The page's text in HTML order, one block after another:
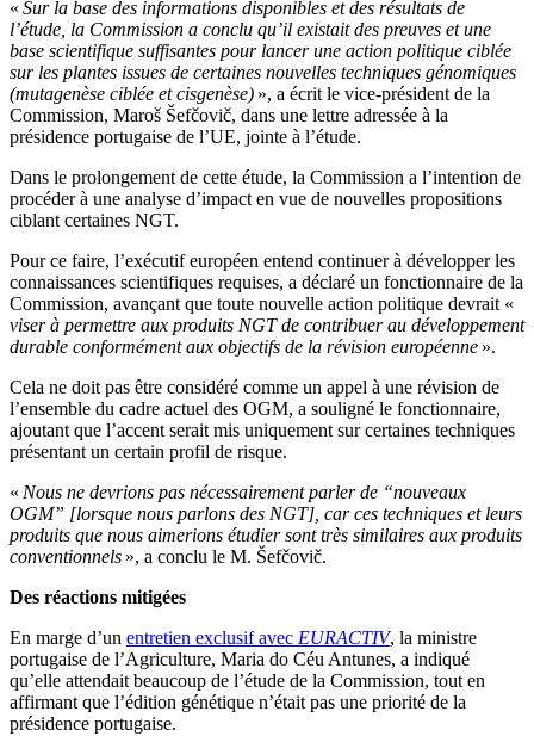
« Sur la base des informations disponibles et des résultats de
l’étude, la Commission a conclu qu’il existait des preuves et une
base scientifique suffisantes pour lancer une action politique ciblée
sur les plantes issues de certaines nouvelles techniques génomiques
(mutagenèse ciblée et cisgenèse) », a écrit le vice-président de la
Commission, Maroš Šefčovič, dans une lettre adressée à la
présidence portugaise de l’UE, jointe à l’étude.
Dans le prolongement de cette étude, la Commission a l’intention de
procéder à une analyse d’impact en vue de nouvelles propositions
ciblant certaines NGT.
Pour ce faire, l’exécutif européen entend continuer à développer les
connaissances scientifiques requises, a déclaré un fonctionnaire de la
Commission, avançant que toute nouvelle action politique devrait «
viser à permettre aux produits NGT de contribuer au développement
durable conformément aux objectifs de la révision européenne ».
Cela ne doit pas être considéré comme un appel à une révision de
l’ensemble du cadre actuel des OGM, a souligné le fonctionnaire,
ajoutant que l’accent serait mis uniquement sur certaines techniques
présentant un certain profil de risque.
« Nous ne devrions pas nécessairement parler de “nouveaux
OGM” [lorsque nous parlons des NGT], car ces techniques et leurs
produits que nous aimerions étudier sont très similaires aux produits
conventionnels », a conclu le M. Šefčovič.
Des réactions mitigées
En marge d’un entretien exclusif avec EURACTIV, la ministre
portugaise de l’Agriculture, Maria do Céu Antunes, a indiqué
qu’elle attendait beaucoup de l’étude de la Commission, tout en
affirmant que l’édition génétique n’était pas une priorité de la
présidence portugaise.